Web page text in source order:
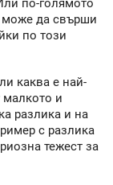
по-голямото
може да свърши
по този
каква е най-
малкото и
разлика и на
с разлика
тежест за